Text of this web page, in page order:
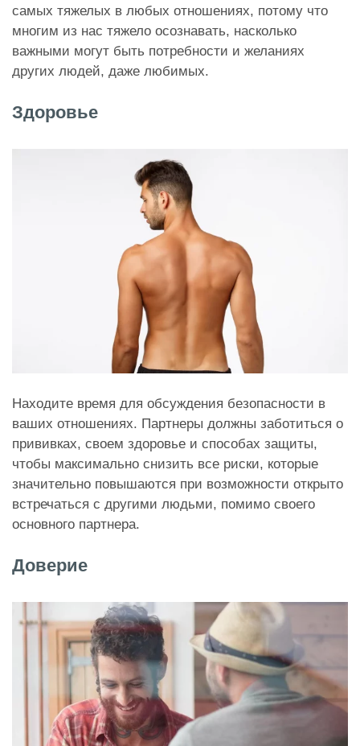
самых тяжелых в любых отношениях, потому что
многим из нас тяжело осознавать, насколько
важными могут быть потребности и желаниях
других людей, даже любимых.
Здоровье
Находите время для обсуждения безопасности в
ваших отношениях. Партнеры должны заботиться о
прививках, своем здоровье и способах защиты,
чтобы максимально снизить все риски, которые
значительно повышаются при возможности открыто
встречаться с другими людьми, помимо своего
основного партнера.
Доверие